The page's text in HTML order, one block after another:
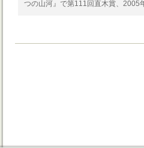
つの山河』で第111回直木賞、2005